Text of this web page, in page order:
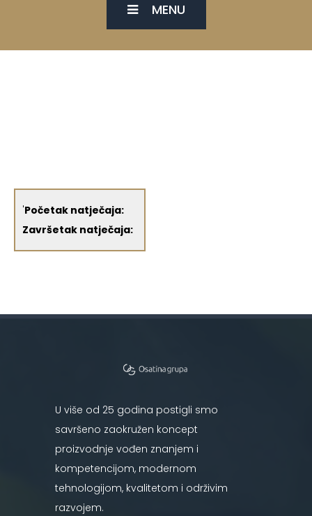
MENU
'Početak natječaja:
Završetak natječaja:
U više od 25 godina postigli smo
savršeno zaokružen koncept
proizvodnje vođen znanjem i
kompetencijom, modernom
tehnologijom, kvalitetom i održivim
razvojem.